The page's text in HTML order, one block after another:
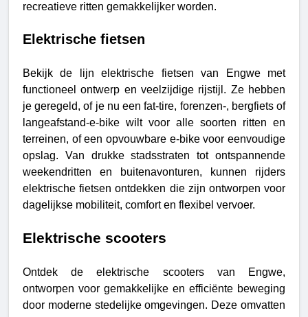
recreatieve ritten gemakkelijker worden.
Elektrische fietsen
Bekijk de lijn elektrische fietsen van Engwe met
functioneel ontwerp en veelzijdige rijstijl. Ze hebben
je geregeld, of je nu een fat-tire, forenzen-, bergfiets of
langeafstand-e-bike wilt voor alle soorten ritten en
terreinen, of een opvouwbare e-bike voor eenvoudige
opslag. Van drukke stadsstraten tot ontspannende
weekendritten en buitenavonturen, kunnen rijders
elektrische fietsen ontdekken die zijn ontworpen voor
dagelijkse mobiliteit, comfort en flexibel vervoer.
Elektrische scooters
Ontdek de elektrische scooters van Engwe,
ontworpen voor gemakkelijke en efficiënte beweging
door moderne stedelijke omgevingen. Deze omvatten